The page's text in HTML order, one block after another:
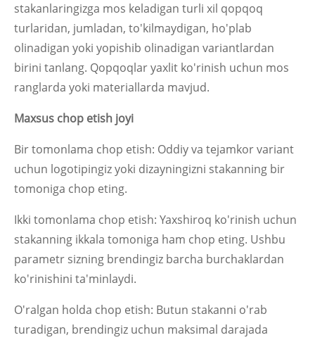
stakanlaringizga mos keladigan turli xil qopqoq
turlaridan, jumladan, to'kilmaydigan, ho'plab
olinadigan yoki yopishib olinadigan variantlardan
birini tanlang. Qopqoqlar yaxlit ko'rinish uchun mos
ranglarda yoki materiallarda mavjud.
Maxsus chop etish joyi
Bir tomonlama chop etish: Oddiy va tejamkor variant
uchun logotipingiz yoki dizayningizni stakanning bir
tomoniga chop eting.
Ikki tomonlama chop etish: Yaxshiroq ko'rinish uchun
stakanning ikkala tomoniga ham chop eting. Ushbu
parametr sizning brendingiz barcha burchaklardan
ko'rinishini ta'minlaydi.
O'ralgan holda chop etish: Butun stakanni o'rab
turadigan, brendingiz uchun maksimal darajada